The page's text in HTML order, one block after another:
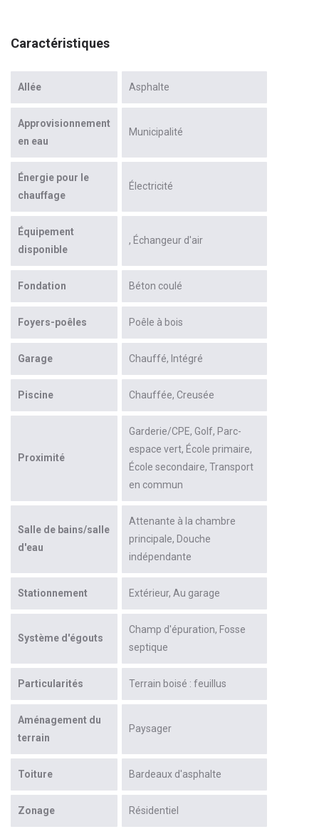
Caractéristiques
Allée Asphalte
Approvisionnement
en eau
Municipalité
Énergie pour le
chauffage
Électricité
Équipement
disponible
Échangeur d'air
Fondation Béton coulé
Foyers-poêles Poêle à bois
Garage Chauffé Intégré
Piscine Chauffée Creusée
Proximité
Garderie/CPE Golf Parc-
espace vert École primaire
École secondaire Transport
en commun
Salle de bains/salle
d'eau
Attenante à la chambre
principale Douche
indépendante
Stationnement Extérieur Au garage
Système d'égouts
Champ d'épuration Fosse
septique
Particularités Terrain boisé : feuillus
Aménagement du
terrain
Paysager
Toiture Bardeaux d'asphalte
Zonage Résidentiel